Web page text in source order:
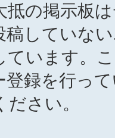
抵の掲示板
稿していな
ています。
録を行っ
さい。